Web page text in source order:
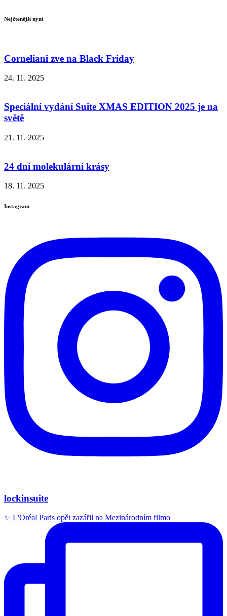
Nejčtenější nyní
Corneliani zve na Black Friday
24. 11. 2025
Speciální vydání Suite XMAS EDITION 2025 je na
světě
21. 11. 2025
24 dní molekulární krásy
18. 11. 2025
Instagram
lockinsuite
✨ L'Oréal Paris opět zazářil na Mezinárodním filmo